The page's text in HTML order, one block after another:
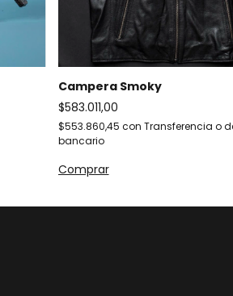
Campera Smoky
$583.011,00
$553.860,45 con Transferencia o
bancario
Comprar